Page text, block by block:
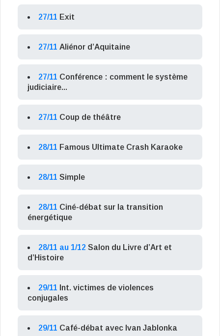
27/11 Exit
27/11 Aliénor d’Aquitaine
27/11 Conférence : comment le système
judiciaire...
27/11 Coup de théâtre
28/11 Famous Ultimate Crash Karaoke
28/11 Simple
28/11 Ciné-débat sur la transition
énergétique
28/11 au 1/12 Salon du Livre d’Art et
d’Histoire
29/11 Int. victimes de violences
conjugales
29/11 Café-débat avec Ivan Jablonka